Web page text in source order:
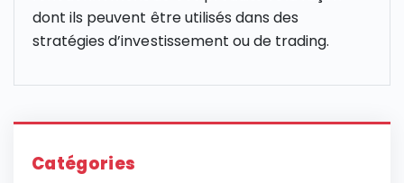
dont ils peuvent être utilisés dans des
stratégies d’investissement ou de trading.
Catégories